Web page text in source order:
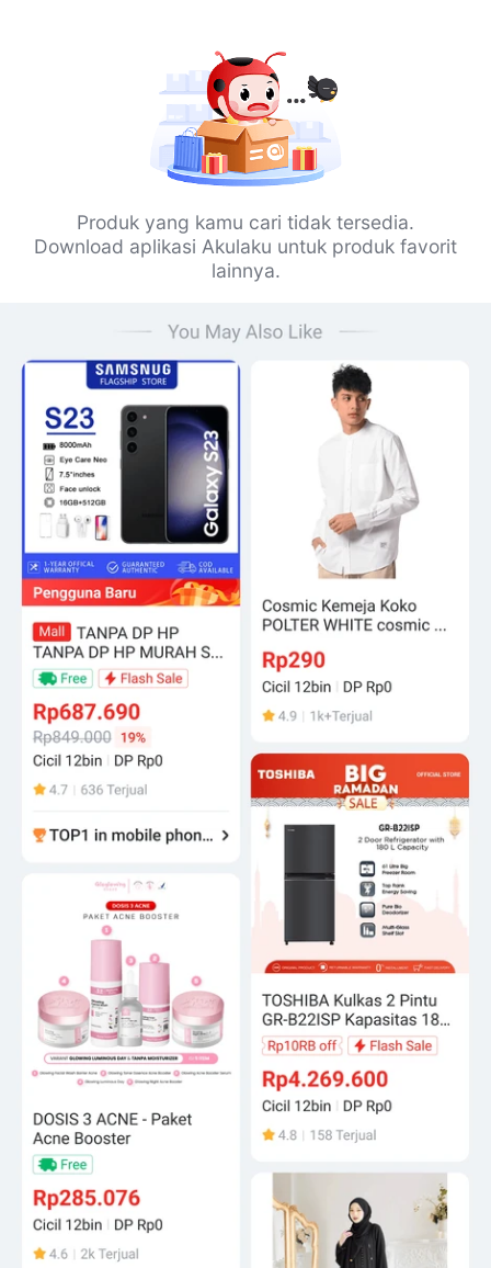
Produk yang kamu cari tidak tersedia.
Download aplikasi Akulaku untuk produk favorit
lainnya.